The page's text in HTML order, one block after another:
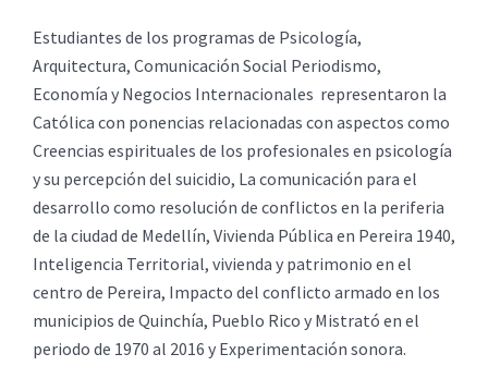
Estudiantes de los programas de Psicología,
Arquitectura, Comunicación Social Periodismo,
Economía y Negocios Internacionales representaron la
Católica con ponencias relacionadas con aspectos como
Creencias espirituales de los profesionales en psicología
y su percepción del suicidio, La comunicación para el
desarrollo como resolución de conflictos en la periferia
de la ciudad de Medellín, Vivienda Pública en Pereira 1940,
Inteligencia Territorial, vivienda y patrimonio en el
centro de Pereira, Impacto del conflicto armado en los
municipios de Quinchía, Pueblo Rico y Mistrató en el
periodo de 1970 al 2016 y Experimentación sonora.